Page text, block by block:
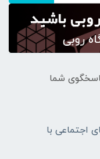
روز پاسخگوی شما
اجتماعی با